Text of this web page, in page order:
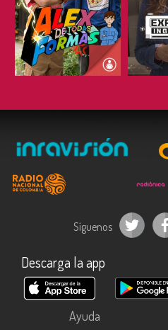
ESCUCHAR
Síguenos
Descarga la app
Ayuda